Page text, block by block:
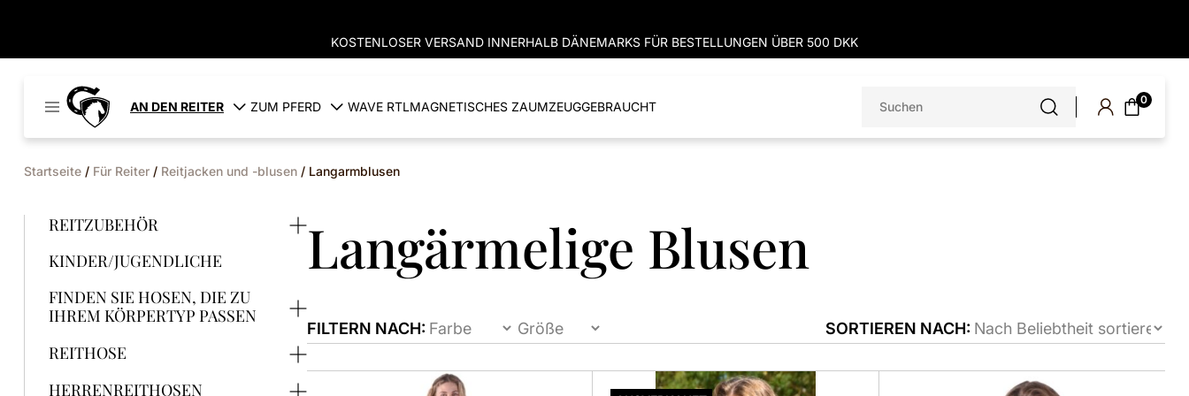
KOSTENLOSER VERSAND INNERHALB DÄNEMARKS FÜR BESTELLUNGEN ÜBER 500 DKK
Dänemark
AN DEN REITER ZUM PFERD WAVE RTLMAGNETISCHES ZAUMZEUGGEBRAUCHT
nach:
0
Startseite / Für Reiter / Reitjacken und -blusen / Langarmblusen
REITZUBEHÖR
KINDER/JUGENDLICHE
FINDEN SIE HOSEN, DIE ZU
IHREM KÖRPERTYP PASSEN
REITHOSE
HERRENREITHOSEN
Langärmelige Blusen
FILTERN NACH: SORTIEREN NACH:
Dieses